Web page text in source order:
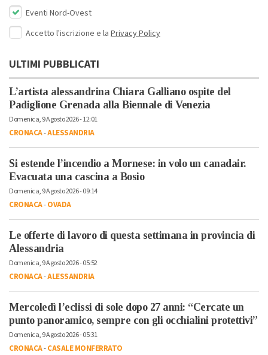
Eventi Nord-Ovest
Accetto l'iscrizione e la Privacy Policy
ULTIMI PUBBLICATI
L’artista alessandrina Chiara Galliano ospite del
Padiglione Grenada alla Biennale di Venezia
Domenica, 9 Agosto 2026 - 12:01
CRONACA-ALESSANDRIA
Si estende l’incendio a Mornese: in volo un canadair.
Evacuata una cascina a Bosio
Domenica, 9 Agosto 2026 - 09:14
CRONACA-OVADA
Le offerte di lavoro di questa settimana in provincia di
Alessandria
Domenica, 9 Agosto 2026 - 05:52
CRONACA-ALESSANDRIA
Mercoledì l’eclissi di sole dopo 27 anni: “Cercate un
punto panoramico, sempre con gli occhialini protettivi”
Domenica, 9 Agosto 2026 - 05:31
CRONACA-CASALE MONFERRATO